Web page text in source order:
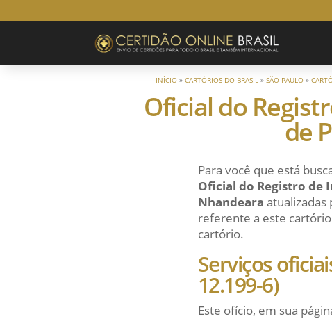
INÍCIO »CARTÓRIOS DO BRASIL »SÃO PAULO »
Oficial do
de
Para você que está
Oficial do Registro de
Nhandeara atualizadas
referente a este
cartório.
Serviços
12.199-6)
Este ofício, em sua